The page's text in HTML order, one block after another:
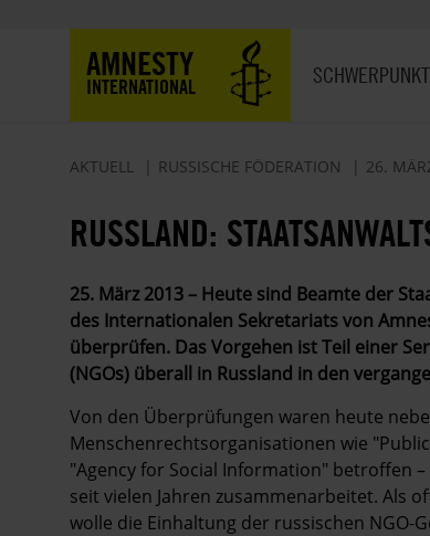
AMNESTY
INTERNATIONAL
AKTUELL RUSSISCHE FÖDERATION 26.
RUSSLAND:
25. März 2013 – Heute sind Beamte der
des Internationalen Sekretariats von
überprüfen. Das Vorgehen ist Teil einer
(NGOs) überall in Russland in den
Von den Überprüfungen waren heute
Menschenrechtsorganisationen wie
"Agency for Social Information" betroffen
seit vielen Jahren zusammenarbeitet. Als
wolle die Einhaltung der russischen NGO-